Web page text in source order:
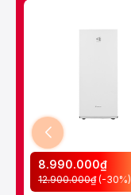
8.990.000₫
12.900.000₫ (-30%)